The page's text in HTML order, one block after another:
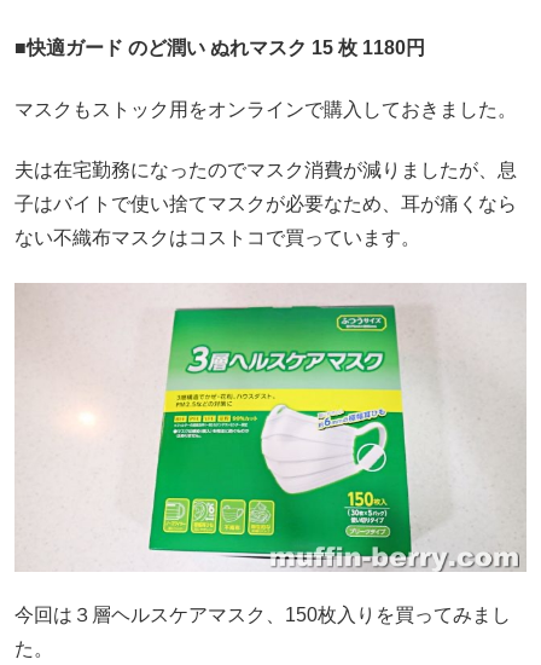
■快適ガード のど潤い ぬれマスク 15 枚 1180円
マスクもストック用をオンラインで購入しておきました。
夫は在宅勤務になったのでマスク消費が減りましたが、息
子はバイトで使い捨てマスクが必要なため、耳が痛くなら
ない不織布マスクはコストコで買っています。
今回は３層ヘルスケアマスク、150枚入りを買ってみまし
た。